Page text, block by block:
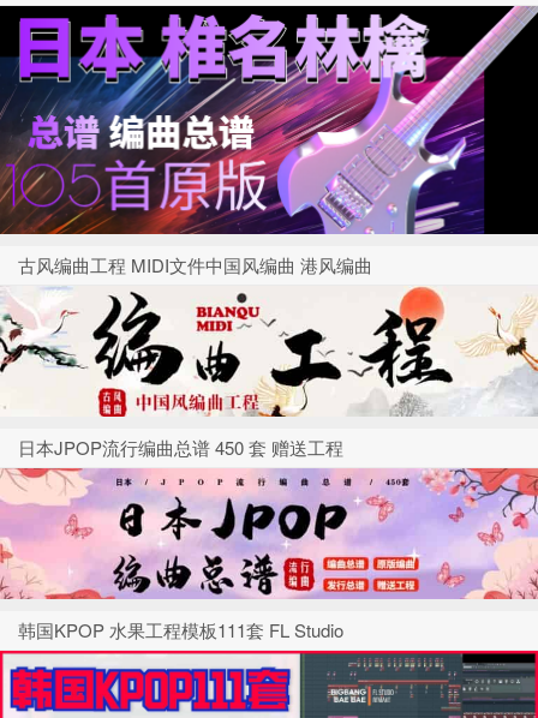
古风编曲工程 MIDI文件中国风编曲 港风编曲
日本JPOP流行编曲总谱 450 套 赠送工程
韩国KPOP 水果工程模板111套 FL Studio